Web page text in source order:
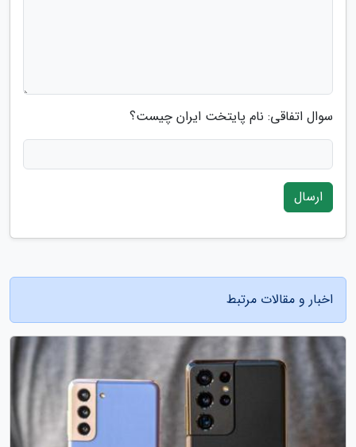
سوال اتفاقی: نام پایتخت ایران چیست؟
ارسال
اخبار و مقالات مرتبط